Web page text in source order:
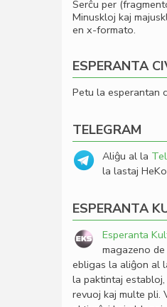
Serĉu per
Minuskloj kaj
en x-formato.
ESPERANTA
Petu la esperantan
TELEGRAM
Aliĝu al la
la lastaj
ESPERANTA
Esperanta
magazeno
ebligas la aliĝon al
la paktintaj
revuoj kaj multe pli.